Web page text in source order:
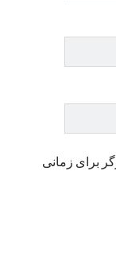
برای زمانی